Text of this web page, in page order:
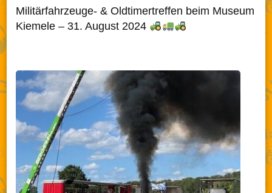
Militärfahrzeuge- & Oldtimertreffen beim Museum
Kiemele – 31. August 2024